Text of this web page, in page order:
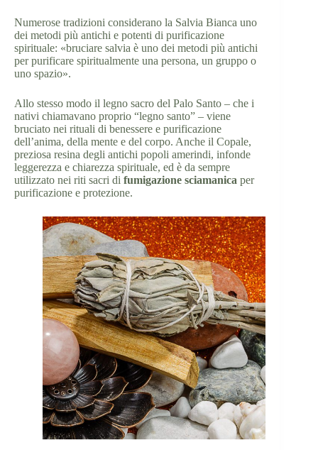
Numerose tradizioni considerano la Salvia Bianca uno
dei metodi più antichi e potenti di purificazione
spirituale: «bruciare salvia è uno dei metodi più antichi
per purificare spiritualmente una persona, un gruppo o
uno spazio».
Allo stesso modo il legno sacro del Palo Santo – che i
nativi chiamavano proprio “legno santo” – viene
bruciato nei rituali di benessere e purificazione
dell’anima, della mente e del corpo. Anche il Copale,
preziosa resina degli antichi popoli amerindi, infonde
leggerezza e chiarezza spirituale, ed è da sempre
utilizzato nei riti sacri di fumigazione sciamanica per
purificazione e protezione.